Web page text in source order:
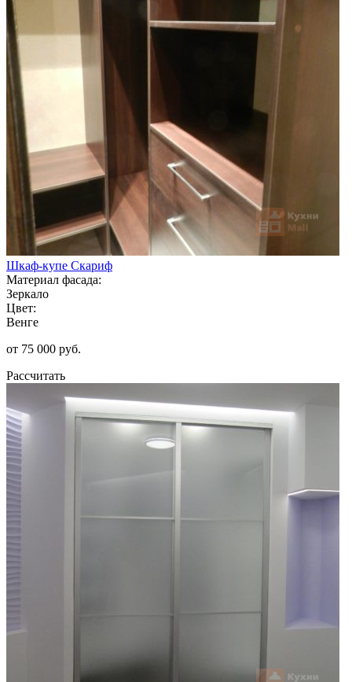
Шкаф-купе Скариф
Материал фасада:
Зеркало
Цвет:
Венге
от 75 000 руб.
Рассчитать